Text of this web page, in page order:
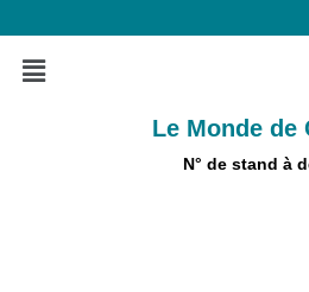
Le Monde de
N° de stand à